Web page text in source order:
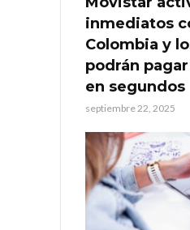
inmediatos
Colombia y
podrán
en segundos
septiembre 22, 2025